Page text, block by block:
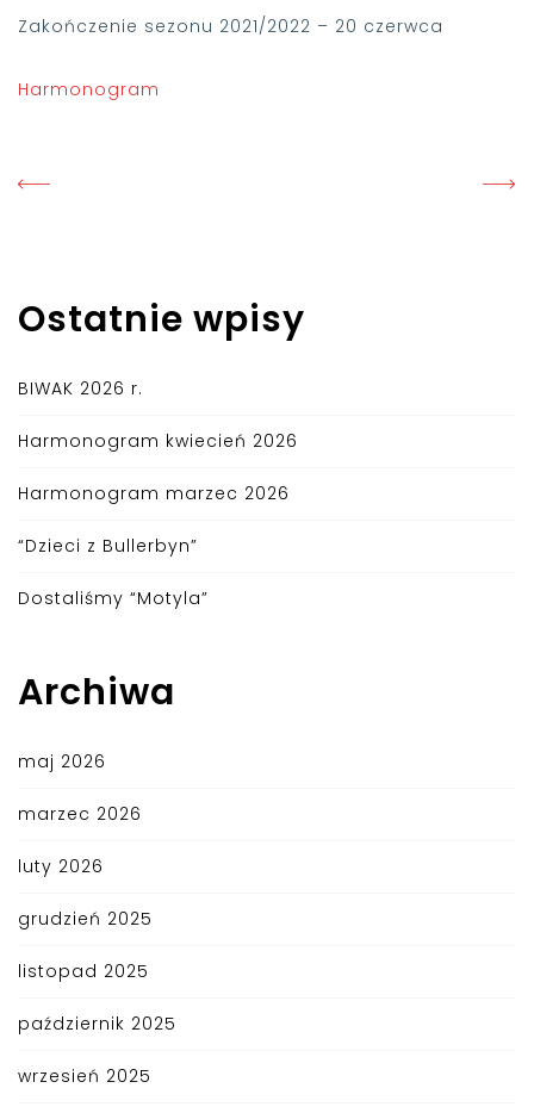
Zakończenie sezonu 2021/2022 – 20 czerwca
Harmonogram
Ostatnie wpisy
BIWAK 2026 r.
Harmonogram kwiecień 2026
Harmonogram marzec 2026
“Dzieci z Bullerbyn”
Dostaliśmy “Motyla”
Archiwa
maj 2026
marzec 2026
luty 2026
grudzień 2025
listopad 2025
październik 2025
wrzesień 2025